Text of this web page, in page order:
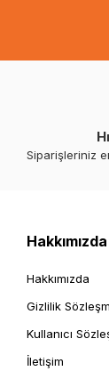
Siparişleriniz
Hakkımızda
Hakkımızda
Gizlilik
Kullanıcı
İletişim